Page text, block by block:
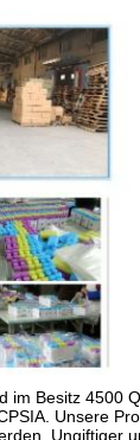
Besitz
Unsere